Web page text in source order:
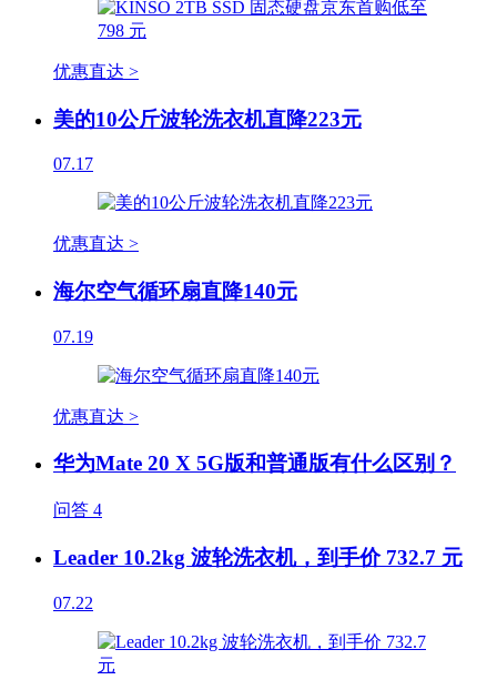
优惠直达 >
美的10公斤波轮洗衣机直降223元
07.17
优惠直达 >
海尔空气循环扇直降140元
07.19
优惠直达 >
华为Mate 20 X 5G版和普通版有什么区别？
问答 4
Leader 10.2kg 波轮洗衣机，到手价 732.7 元
07.22